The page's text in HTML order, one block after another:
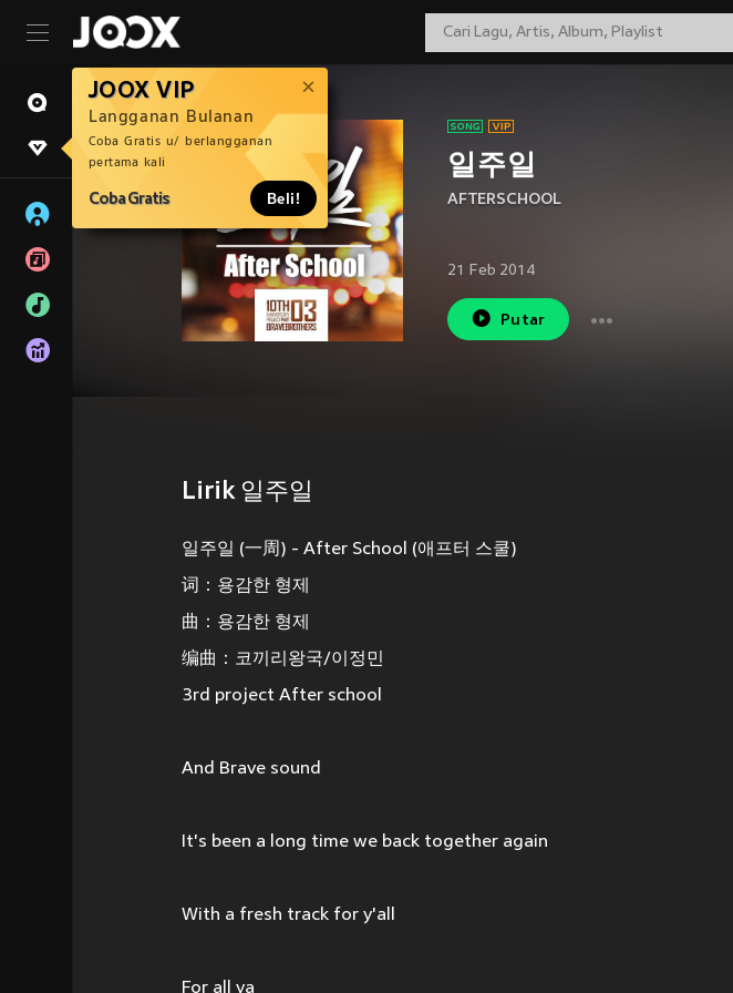
JOOX VIP
Langganan Bulanan
Coba Gratis u/ berlangganan
pertama kali
Coba Gratis Beli!
일주일
AFTERSCHOOL
21 Feb 2014
Putar
Lirik 일주일
일주일 (一周) - After School (애프터 스쿨)
词：용감한 형제
曲：용감한 형제
编曲：코끼리왕국/이정민
3rd project After school
And Brave sound
It's been a long time we back together again
With a fresh track for y'all
For all ya